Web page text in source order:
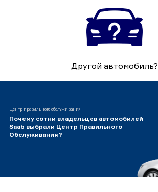
Другой автомобиль?
Центр правильного обслуживания
Почему сотни владельцев автомобилей
Saab выбрали Центр Правильного
Обслуживания?